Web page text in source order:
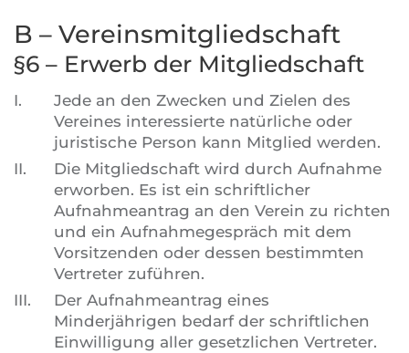
B – Vereinsmitgliedschaft
§6 – Erwerb der Mitgliedschaft
I.
Jede an den Zwecken und Zielen des
Vereines interessierte natürliche oder
juristische Person kann Mitglied werden.
II.
Die Mitgliedschaft wird durch Aufnahme
erworben. Es ist ein schriftlicher
Aufnahmeantrag an den Verein zu richten
und ein Aufnahmegespräch mit dem
Vorsitzenden oder dessen bestimmten
Vertreter zuführen.
III.
Der Aufnahmeantrag eines
Minderjährigen bedarf der schriftlichen
Einwilligung aller gesetzlichen Vertreter.